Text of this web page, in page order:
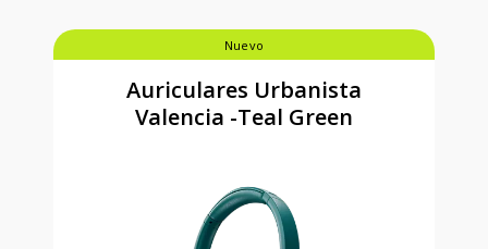
Nuevo
Auriculares Urbanista
Valencia -Teal Green